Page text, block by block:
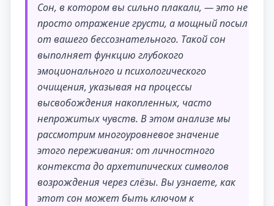
Сон, в котором вы сильно плакали, — это не
просто отражение грусти, а мощный посыл
от вашего бессознательного. Такой сон
выполняет функцию глубокого
эмоционального и психологического
очищения, указывая на процессы
высвобождения накопленных, часто
непрожитых чувств. В этом анализе мы
рассмотрим многоуровневое значение
этого переживания: от личностного
контекста до архетипических символов
возрождения через слёзы. Вы узнаете, как
этот сон может быть ключом к